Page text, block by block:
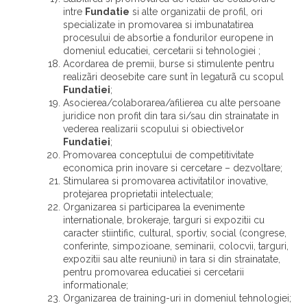
intre Fundatie si alte organizatii de profil, ori
specializate in promovarea si imbunatatirea
procesului de absortie a fondurilor europene in
domeniul educatiei, cercetarii si tehnologiei ;
Acordarea de premii, burse si stimulente pentru
realizãri deosebite care sunt în legaturã cu scopul
Fundatiei;
Asocierea/colaborarea/afilierea cu alte persoane
juridice non profit din tara si/sau din strainatate in
vederea realizarii scopului si obiectivelor
Fundatiei;
Promovarea conceptului de competitivitate
economica prin inovare si cercetare – dezvoltare;
Stimularea si promovarea activitatilor inovative,
protejarea proprietatii intelectuale;
Organizarea si participarea la evenimente
internationale, brokeraje, targuri si expozitii cu
caracter stiintific, cultural, sportiv, social (congrese,
conferinte, simpozioane, seminarii, colocvii, targuri,
expozitii sau alte reuniuni) in tara si din strainatate,
pentru promovarea educatiei si cercetarii
informationale;
Organizarea de training-uri in domeniul tehnologiei;